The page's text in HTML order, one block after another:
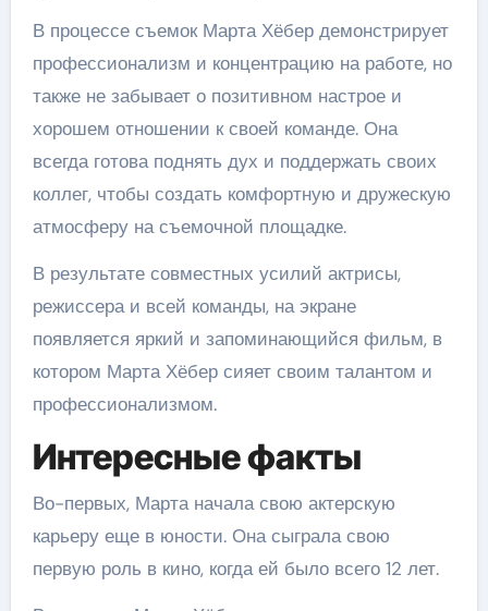
В процессе съемок Марта Хёбер демонстрирует
профессионализм и концентрацию на работе, но
также не забывает о позитивном настрое и
хорошем отношении к своей команде. Она
всегда готова поднять дух и поддержать своих
коллег, чтобы создать комфортную и дружескую
атмосферу на съемочной площадке.
В результате совместных усилий актрисы,
режиссера и всей команды, на экране
появляется яркий и запоминающийся фильм, в
котором Марта Хёбер сияет своим талантом и
профессионализмом.
Интересные факты
Во-первых, Марта начала свою актерскую
карьеру еще в юности. Она сыграла свою
первую роль в кино, когда ей было всего 12 лет.